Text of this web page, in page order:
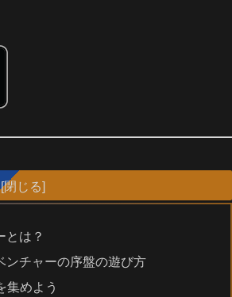
とは？
ンチャーの序盤の遊び方
集めよう